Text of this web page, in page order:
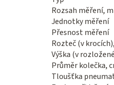
Rozsah měření, m
Jednotky měření
Přesnost měření
Rozteč (v
Výška (v
Průměr kolečka,
Tloušťka